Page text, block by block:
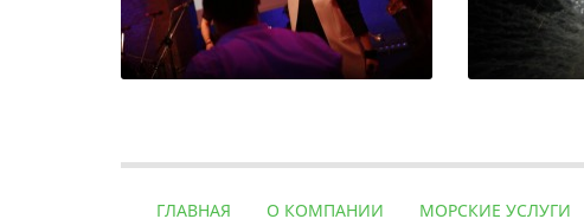
ГЛАВНАЯ О КОМПАНИИ МОРСКИЕ УСЛУГИ